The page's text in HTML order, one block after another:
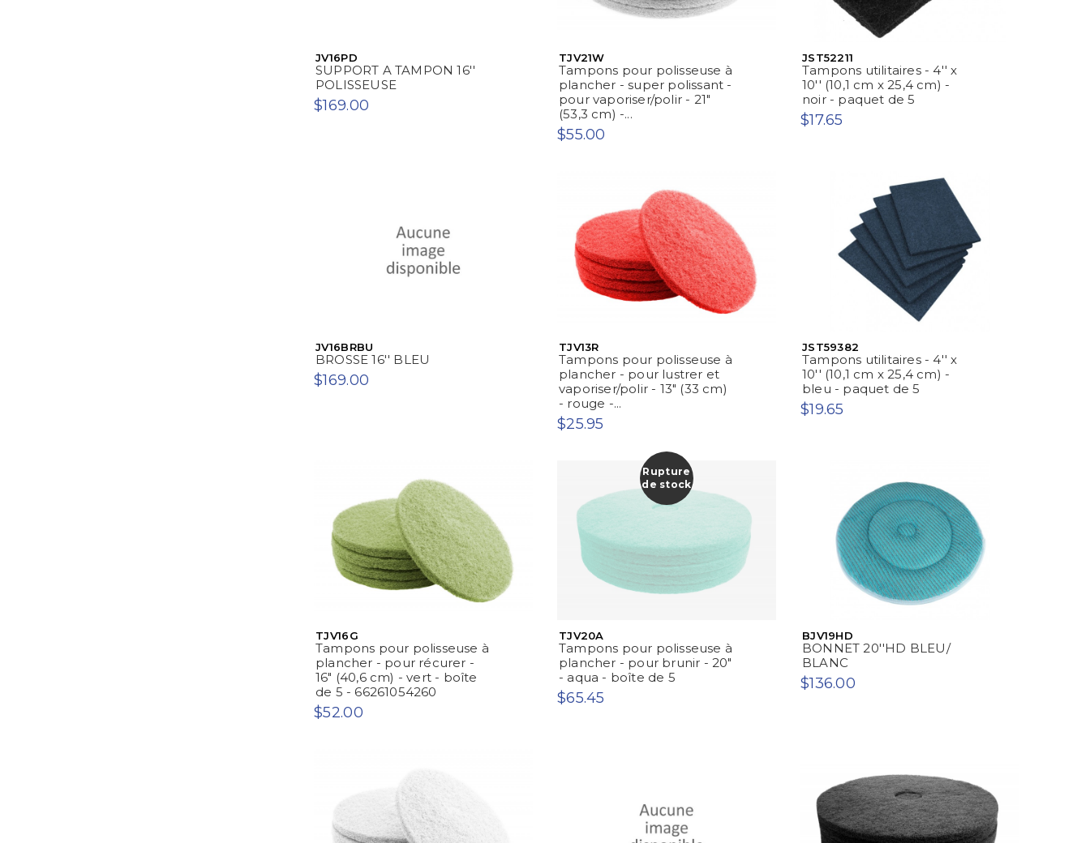
JV16PD
SUPPORT A TAMPON 16''
POLISSEUSE
$169.00
TJV21W
Tampons pour polisseuse à
plancher - super polissant -
pour vaporiser/polir - 21"
(53,3 cm) -...
$55.00
JST52211
Tampons utilitaires - 4'' x
10'' (10,1 cm x 25,4 cm) -
noir - paquet de 5
$17.65
JV16BRBU
BROSSE 16'' BLEU
$169.00
TJV13R
Tampons pour polisseuse à
plancher - pour lustrer et
vaporiser/polir - 13" (33 cm)
- rouge -...
$25.95
JST59382
Tampons utilitaires - 4'' x
10'' (10,1 cm x 25,4 cm) -
bleu - paquet de 5
$19.65
TJV16G
Tampons pour polisseuse à
plancher - pour récurer -
16" (40,6 cm) - vert - boîte
de 5 - 66261054260
$52.00
Rupture
de stock
TJV20A
Tampons pour polisseuse à
plancher - pour brunir - 20"
- aqua - boîte de 5
$65.45
BJV19HD
BONNET 20''HD BLEU/
BLANC
$136.00